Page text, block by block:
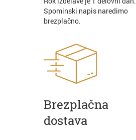
Spominski napis naredimo
brezplačno.
Brezplačna
dostava